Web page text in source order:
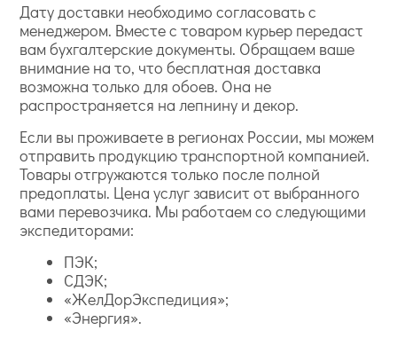
Дату доставки необходимо согласовать с
менеджером. Вместе с товаром курьер передаст
вам бухгалтерские документы. Обращаем ваше
внимание на то, что бесплатная доставка
возможна только для обоев. Она не
распространяется на лепнину и декор.
Если вы проживаете в регионах России, мы можем
отправить продукцию транспортной компанией.
Товары отгружаются только после полной
предоплаты. Цена услуг зависит от выбранного
вами перевозчика. Мы работаем со следующими
экспедиторами:
ПЭК;
СДЭК;
«ЖелДорЭкспедиция»;
«Энергия».